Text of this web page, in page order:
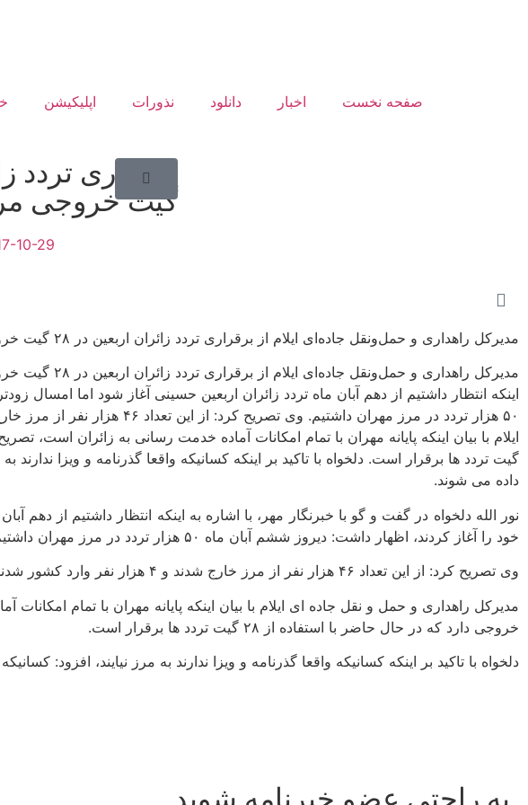
صفحه نخست اخبار دانلود نذورات اپلیکیشن
گیت خروجی
10-29
مدیرکل راهداری و حمل‌ونقل جاده‌ای ایلام از برقراری تردد زائران اربعین در ۲۸ گیت خروجی مرز مهران خبر داد.
مدیرکل
اینکه انتظار داشتیم از دهم آبان ماه تردد زائران اربعین حسینی آغاز شود اما امسال
گیت تردد ها برقرار است. دلخواه با تاکید بر اینکه کسانیکه واقعا گذرنامه و ویزا
داده می شوند.
نور الله دلخواه در گفت و گو با خبرنگار مهر، با اشاره به اینکه انتظار داشتیم از دهم
خود را آغاز کردند، اظهار داشت: دیروز ششم آبان ماه ۵۰ هزار تردد در مرز مهران داشتیم.
وی تصریح کرد: از این تعداد ۴۶ هزار نفر از مرز خارج شدند و ۴ هزار نفر وارد کشور شدند.
خروجی دارد که در حال حاضر با استفاده از ۲۸ گیت تردد ها برقرار است.
دلخواه با تاکید بر اینکه کسانیکه واقعا گذرنامه و ویزا ندارند به مرز نیایند، افزود: